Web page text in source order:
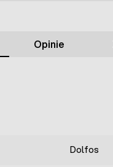
Opinie
Dolfos